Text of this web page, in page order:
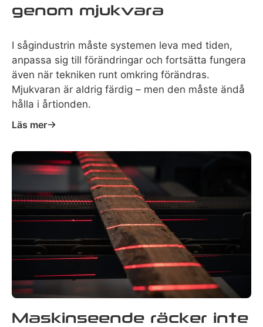
genom mjukvara
I sågindustrin måste systemen leva med tiden,
anpassa sig till förändringar och fortsätta fungera
även när tekniken runt omkring förändras.
Mjukvaran är aldrig färdig – men den måste ändå
hålla i årtionden.
Läs mer
Maskinseende räcker inte